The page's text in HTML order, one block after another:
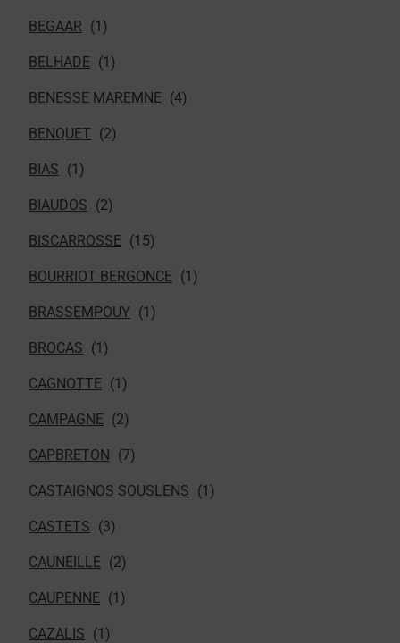
BEGAAR
BELHADE
BENESSE MAREMNE
BENQUET
BIAS
BIAUDOS
BISCARROSSE
BOURRIOT BERGONCE
BRASSEMPOUY
BROCAS
CAGNOTTE
CAMPAGNE
CAPBRETON
CASTAIGNOS SOUSLENS
CASTETS
CAUNEILLE
CAUPENNE
CAZALIS